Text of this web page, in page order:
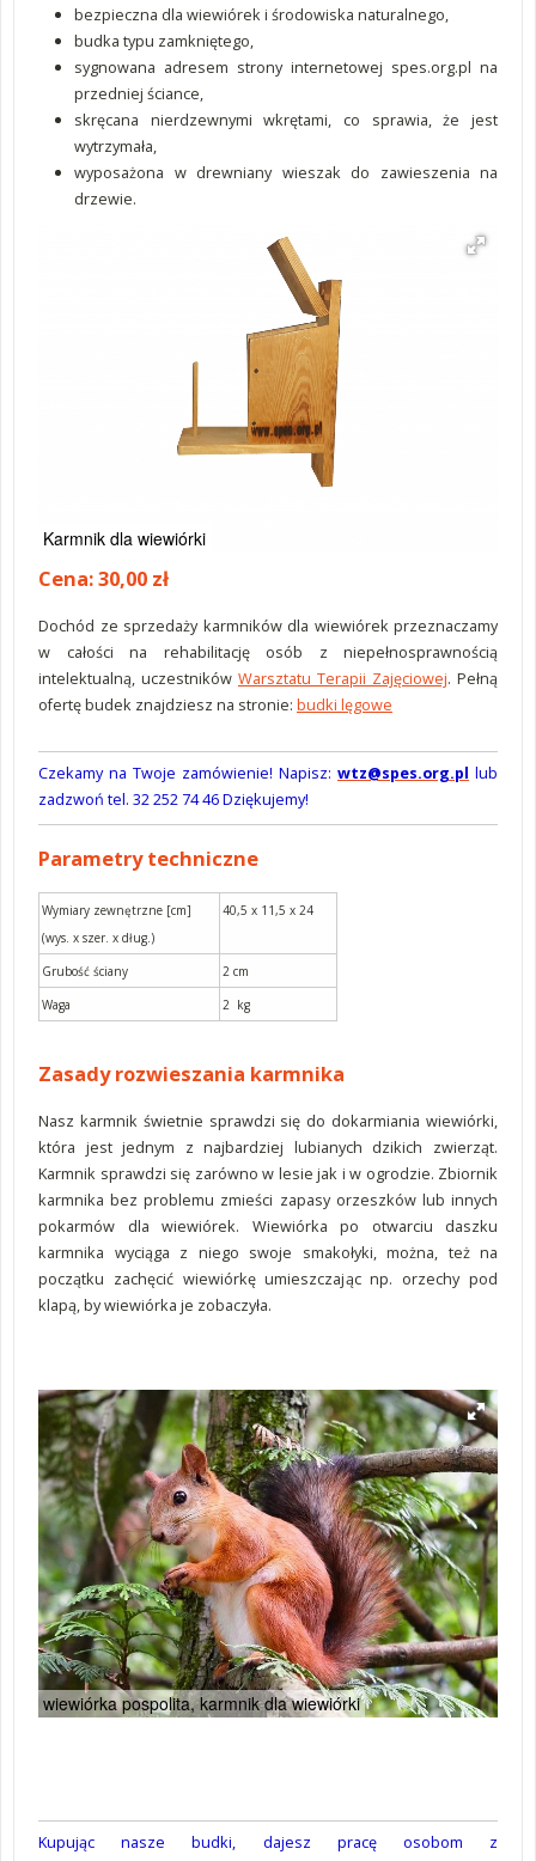
bezpieczna dla wiewiórek i środowiska naturalnego,
budka typu zamkniętego,
sygnowana adresem strony internetowej spes.org.pl na
przedniej ściance,
skręcana nierdzewnymi wkrętami, co sprawia, że jest
wytrzymała,
wyposażona w drewniany wieszak do zawieszenia na
drzewie.
Karmnik dla wiewiórki
Cena: 30,00 zł
Dochód ze sprzedaży karmników dla wiewiórek przeznaczamy
w całości na rehabilitację osób z niepełnosprawnością
intelektualną, uczestników Warsztatu Terapii Zajęciowej. Pełną
ofertę budek znajdziesz na stronie: budki lęgowe
Czekamy na Twoje zamówienie! Napisz: wtz@spes.org.pl lub
zadzwoń tel. 32 252 74 46 Dziękujemy!
Parametry techniczne
Wymiary zewnętrzne [cm]
(wys. x szer. x dług.)
40,5 x 11,5 x 24
Grubość ściany
2 cm
Waga
2 kg
Zasady rozwieszania karmnika
Nasz karmnik świetnie sprawdzi się do dokarmiania wiewiórki,
która jest jednym z najbardziej lubianych dzikich zwierząt.
Karmnik sprawdzi się zarówno w lesie jak i w ogrodzie. Zbiornik
karmnika bez problemu zmieści zapasy orzeszków lub innych
pokarmów dla wiewiórek. Wiewiórka po otwarciu daszku
karmnika wyciąga z niego swoje smakołyki, można, też na
początku zachęcić wiewiórkę umieszczając np. orzechy pod
klapą, by wiewiórka je zobaczyła.
wiewiórka pospolita, karmnik dla wiewiórki
Kupując nasze budki, dajesz pracę osobom z